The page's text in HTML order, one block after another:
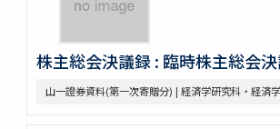
株主総会決議録 : 臨時株主総会
山一證券資料(第一次寄贈分) | 経済学研究科・経済